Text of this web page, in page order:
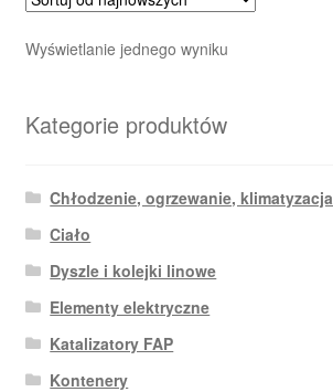
Wyświetlanie jednego wyniku
Kategorie produktów
Chłodzenie, ogrzewanie, klimatyzacja
Ciało
Dyszle i kolejki linowe
Elementy elektryczne
Katalizatory FAP
Kontenery